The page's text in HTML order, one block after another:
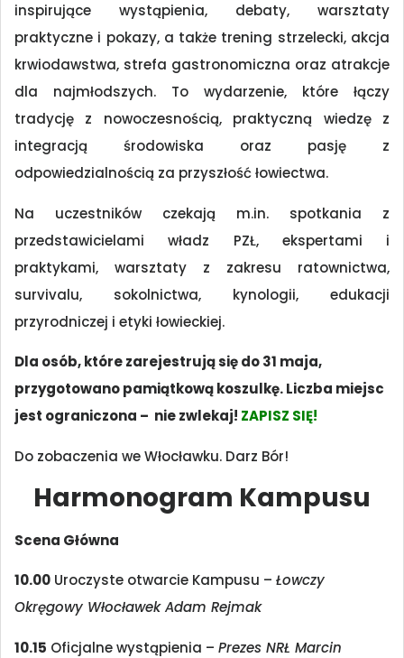
inspirujące wystąpienia, debaty, warsztaty
praktyczne i pokazy, a także trening strzelecki, akcja
krwiodawstwa, strefa gastronomiczna oraz atrakcje
dla najmłodszych. To wydarzenie, które łączy
tradycję z nowoczesnością, praktyczną wiedzę z
integracją środowiska oraz pasję z
odpowiedzialnością za przyszłość łowiectwa.
Na uczestników czekają m.in. spotkania z
przedstawicielami władz PZŁ, ekspertami i
praktykami, warsztaty z zakresu ratownictwa,
survivalu, sokolnictwa, kynologii, edukacji
przyrodniczej i etyki łowieckiej.
Dla osób, które zarejestrują się do 31 maja,
przygotowano pamiątkową koszulkę. Liczba miejsc
jest ograniczona – nie zwlekaj! ZAPISZ SIĘ!
Do zobaczenia we Włocławku. Darz Bór!
Harmonogram Kampusu
Scena Główna
10.00 Uroczyste otwarcie Kampusu – Łowczy
Okręgowy Włocławek Adam Rejmak
10.15 Oficjalne wystąpienia – Prezes NRŁ Marcin